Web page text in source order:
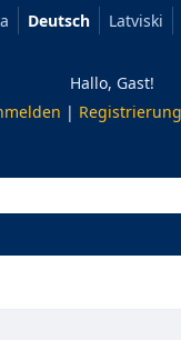
Deutsch Latviski
Hallo, Gast!
| Registrierung